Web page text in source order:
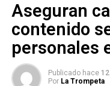
Aseguran
contenido
personales
Publicado hace
Por La Trompeta